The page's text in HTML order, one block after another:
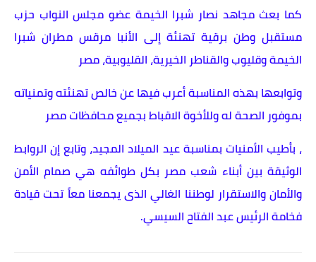
كما بعث مجاهد نصار شبرا الخيمة عضو مجلس النواب حزب
مستقبل وطن برقية تهنئة إلى الأنبا مرقس مطران شبرا
الخيمة وقليوب والقناطر الخيرية، القليوبية، مصر
وتوابعها بهذه المناسبة أعرب فيها عن خالص تهنئته وتمنياته
بموفور الصحة له وللأخوة الاقباط بجميع محافظات مصر
، بأطيب الأمنيات بمناسبة عيد الميلاد المجيد، وتابع إن الروابط
الوثيقة بين أبناء شعب مصر بكل طوائفه هي صمام الأمن
والأمان والاستقرار لوطننا الغالي الذى يجمعنا معاً تحت قيادة
فخامة الرئيس عبد الفتاح السيسي.